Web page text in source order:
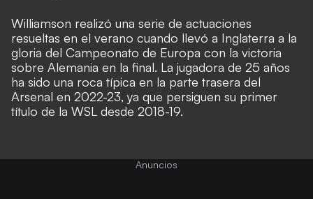
Williamson realizó una serie de actuaciones
resueltas en el verano cuando llevó a Inglaterra a la
gloria del Campeonato de Europa con la victoria
sobre Alemania en la final. La jugadora de 25 años
ha sido una roca típica en la parte trasera del
Arsenal en 2022-23, ya que persiguen su primer
título de la WSL desde 2018-19.